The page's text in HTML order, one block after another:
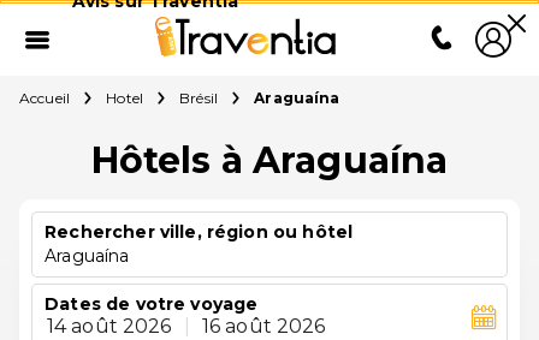
Accueil Hotel Brésil Araguaína
Hôtels à Araguaína
Rechercher ville, région ou hôtel
Araguaína
Dates de votre voyage
14 août 2026 16 août 2026